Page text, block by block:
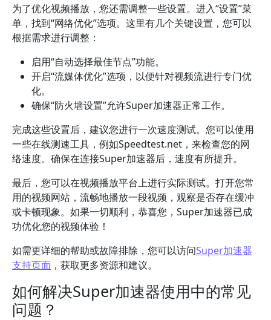
为了优化视频播放，您还需调整一些设置。进入“设置”菜
单，找到“网络优化”选项。这里有几个关键设置，您可以
根据需求进行调整：
启用“自动选择最佳节点”功能。
开启“流媒体优化”选项，以便针对视频流进行专门优
化。
确保“防火墙设置”允许Super加速器正常工作。
完成这些设置后，建议您进行一次速度测试。您可以使用
一些在线测速工具，例如Speedtest.net，来检查您的网
络速度。确保在连接Super加速器后，速度有所提升。
最后，您可以在视频播放平台上进行实际测试。打开您常
用的视频网站，流畅地播放一段视频，观察是否存在缓冲
或卡顿现象。如果一切顺利，恭喜您，Super加速器已成
功优化您的视频体验！
如需更详细的帮助或故障排除，您可以访问Super加速器
支持页面 ，获取更多资源和建议。
如何解决Super加速器使用中的常见
问题？